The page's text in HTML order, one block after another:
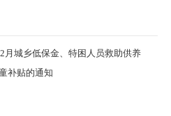
月城乡低保金、特困人员救助供养
补贴的通知